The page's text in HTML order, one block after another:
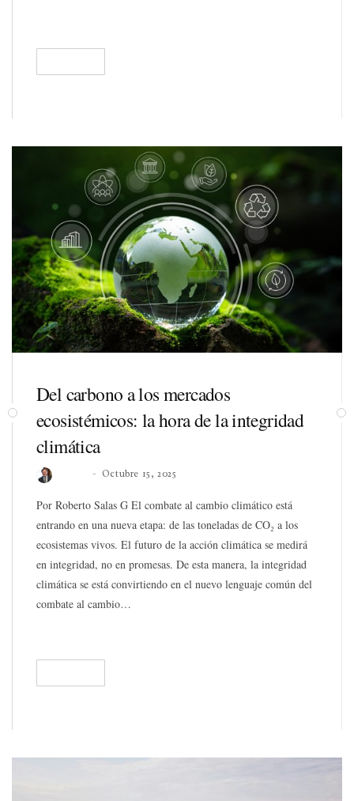
Del carbono a los mercados
ecosistémicos: la hora de la integridad
climática
Octubre 15, 2025
Por Roberto Salas G El combate al cambio climático está
entrando en una nueva etapa: de las toneladas de CO₂ a los
ecosistemas vivos. El futuro de la acción climática se medirá
en integridad, no en promesas. De esta manera, la integridad
climática se está convirtiendo en el nuevo lenguaje común del
combate al cambio…